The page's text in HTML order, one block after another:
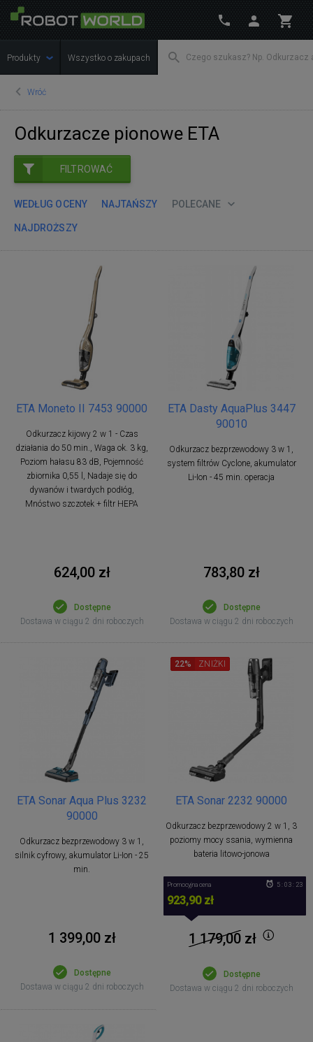
Produkty Wszystko o zakupach
Wróć
Odkurzacze pionowe ETA
FILTROWAĆ
WEDŁUG OCENY NAJTAŃSZY POLECANE
NAJDROŻSZY
ETA Moneto II 7453 90000
Odkurzacz kijowy 2 w 1 - Czas
działania do 50 min., Waga ok. 3 kg,
Poziom hałasu 83 dB, Pojemność
zbiornika 0,55 l, Nadaje się do
dywanów i twardych podłóg,
Mnóstwo szczotek + filtr HEPA
624,00 zł
Dostępne
Dostawa w ciągu 2 dni roboczych
ETA Dasty AquaPlus 3447
90010
Odkurzacz bezprzewodowy 3 w 1,
system filtrów Cyclone, akumulator
Li-Ion - 45 min. operacja
783,80 zł
Dostępne
Dostawa w ciągu 2 dni roboczych
ETA Sonar Aqua Plus 3232
90000
Odkurzacz bezprzewodowy 3 w 1,
silnik cyfrowy, akumulator Li-Ion - 25
min.
1 399,00 zł
Dostępne
Dostawa w ciągu 2 dni roboczych
ETA Sonar 2232 90000
Odkurzacz bezprzewodowy 2 w 1, 3
poziomy mocy ssania, wymienna
bateria litowo-jonowa
22% ZNIŻKI
Promocyjna cena
923,90 zł
5 : 03 : 23
1 179,00zł
Dostępne
Dostawa w ciągu 2 dni roboczych